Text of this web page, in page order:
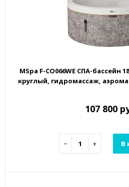
MSpa F-CO066WE СПА-бассейн
круглый, гидромассаж,
107 800
− + В